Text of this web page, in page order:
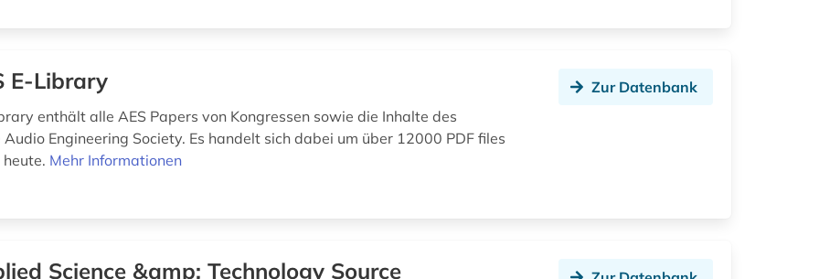
E-Library
enthält alle AES Papers von Kongressen sowie die Inhalte des
Audio Engineering Society. Es handelt sich dabei um über 12000 PDF files
Mehr Informationen
Zur Datenbank
Science &amp; Technology Source